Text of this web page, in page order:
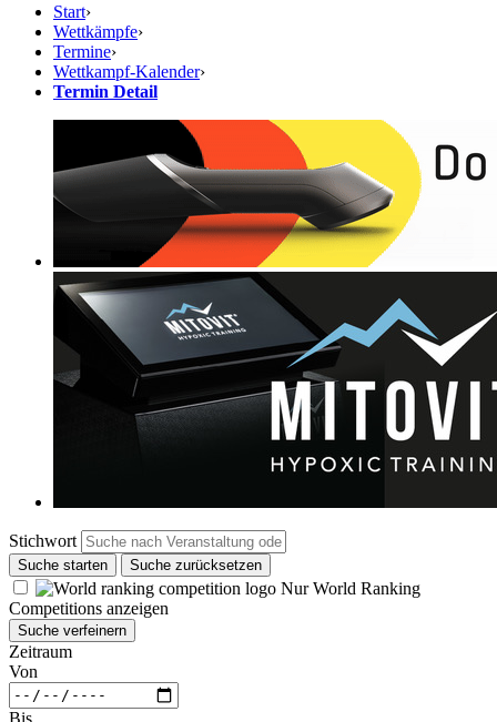
Start›
Wettkämpfe›
Termine›
Wettkampf-Kalender›
Termin Detail
Stichwort
Suche starten Suche zurücksetzen
Nur World Ranking
Competitions anzeigen
Suche verfeinern
Zeitraum
Von
Bis